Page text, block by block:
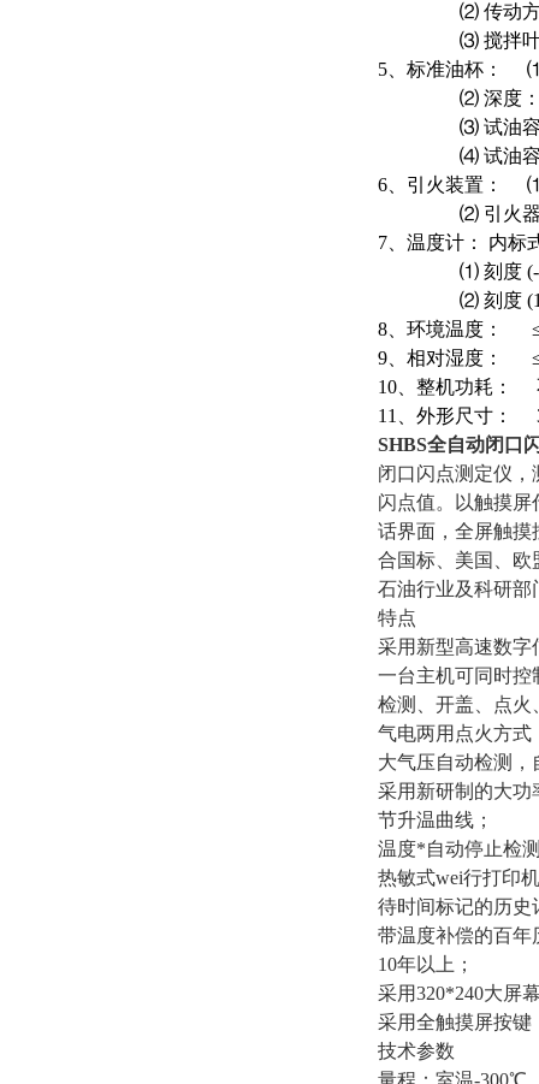
⑵ 传动方式
⑶ 搅拌叶片
5、标准油杯： ⑴
⑵ 深度：
⑶ 试油容量刻
⑷ 试油容量
6、引火装置： ⑴
⑵ 引火器孔
7、温度计： 内标
⑴ 刻度 (-30
⑵ 刻度 (100
8、环境温度：
9、相对湿度：
10、整机功耗：
11、外形尺寸：
SHBS全自动闭口
闭口闪点测定仪
闪点值。以触摸
话界面，全屏触摸
合国标、美国、欧
石油行业及科研部
特点
采用新型高速数字
一台主机可同时控
检测、开盖、点火
气电两用点火方式
大气压自动检测
采用新研制的大功
节升温曲线；
温度*自动停止检
热敏式wei行打印
待时间标记的历史
带温度补偿的百年
10年以上；
采用320*240大屏
采用全触摸屏按键
技术参数
量程：室温-300℃